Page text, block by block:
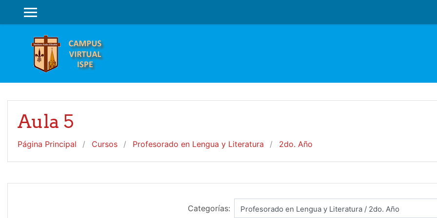
PANEL LATERAL
Aula 5
Página Principal Cursos Profesorado en Lengua y Literatura 2do. Año
Categorías: